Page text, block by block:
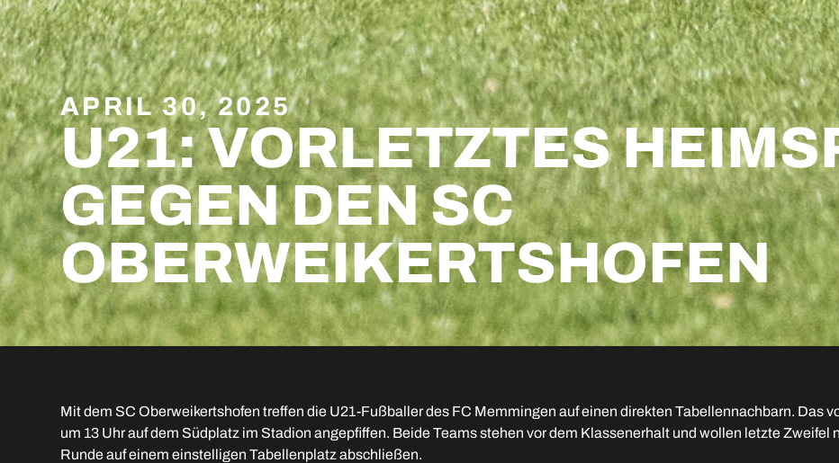
APRIL 30, 2025
U21: VORLETZTES
GEGEN DEN SC
OBERWEIKERTSHOFEN
Mit dem SC Oberweikertshofen treffen die U21-Fußballer des FC Memmingen auf einen direkten Tabellennachbarn. Das
um 13 Uhr auf dem Südplatz im Stadion angepfiffen. Beide Teams stehen vor dem Klassenerhalt und wollen letzte
Runde auf einem einstelligen Tabellenplatz abschließen.